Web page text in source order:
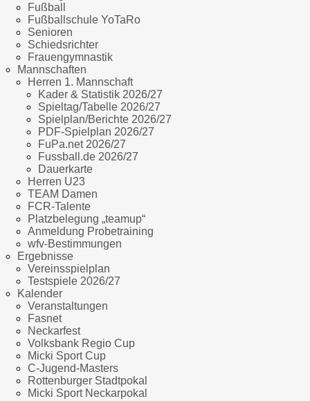
Fußball
Fußballschule YoTaRo
Senioren
Schiedsrichter
Frauengymnastik
Mannschaften
Herren 1. Mannschaft
Kader & Statistik 2026/27
Spieltag/Tabelle 2026/27
Spielplan/Berichte 2026/27
PDF-Spielplan 2026/27
FuPa.net 2026/27
Fussball.de 2026/27
Dauerkarte
Herren U23
TEAM Damen
FCR-Talente
Platzbelegung „teamup“
Anmeldung Probetraining
wfv-Bestimmungen
Ergebnisse
Vereinsspielplan
Testspiele 2026/27
Kalender
Veranstaltungen
Fasnet
Neckarfest
Volksbank Regio Cup
Micki Sport Cup
C-Jugend-Masters
Rottenburger Stadtpokal
Micki Sport Neckarpokal